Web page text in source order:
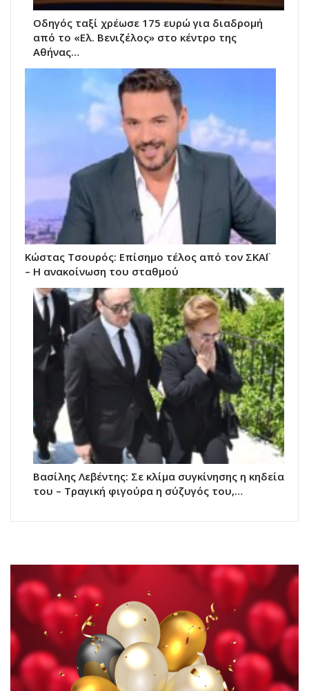
Οδηγός ταξί χρέωσε 175 ευρώ για διαδρομή
από το «Ελ. Βενιζέλος» στο κέντρο της
Αθήνας…
Κώστας Τσουρός: Επίσημο τέλος από τον ΣΚΑΪ
– Η ανακοίνωση του σταθμού
Βασίλης Λεβέντης: Σε κλίμα συγκίνησης η κηδεία
του – Τραγική φιγούρα η σύζυγός του,…